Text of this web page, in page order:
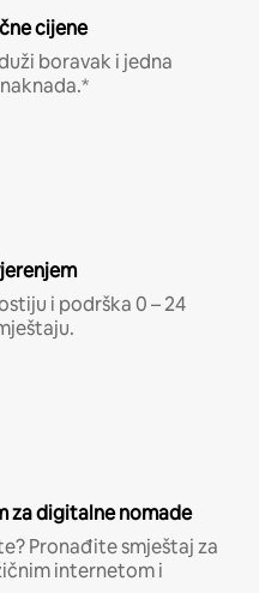
cijene
boravak i jedna
i podrška 0 – 24
za digitalne nomade
Pronađite smještaj za
internetom i